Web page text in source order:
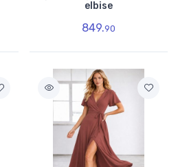
elbise
849.90